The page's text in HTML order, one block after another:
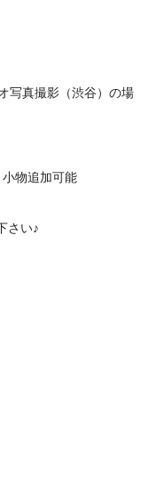
写真撮影（渋谷）の場
小物追加可能
さい♪